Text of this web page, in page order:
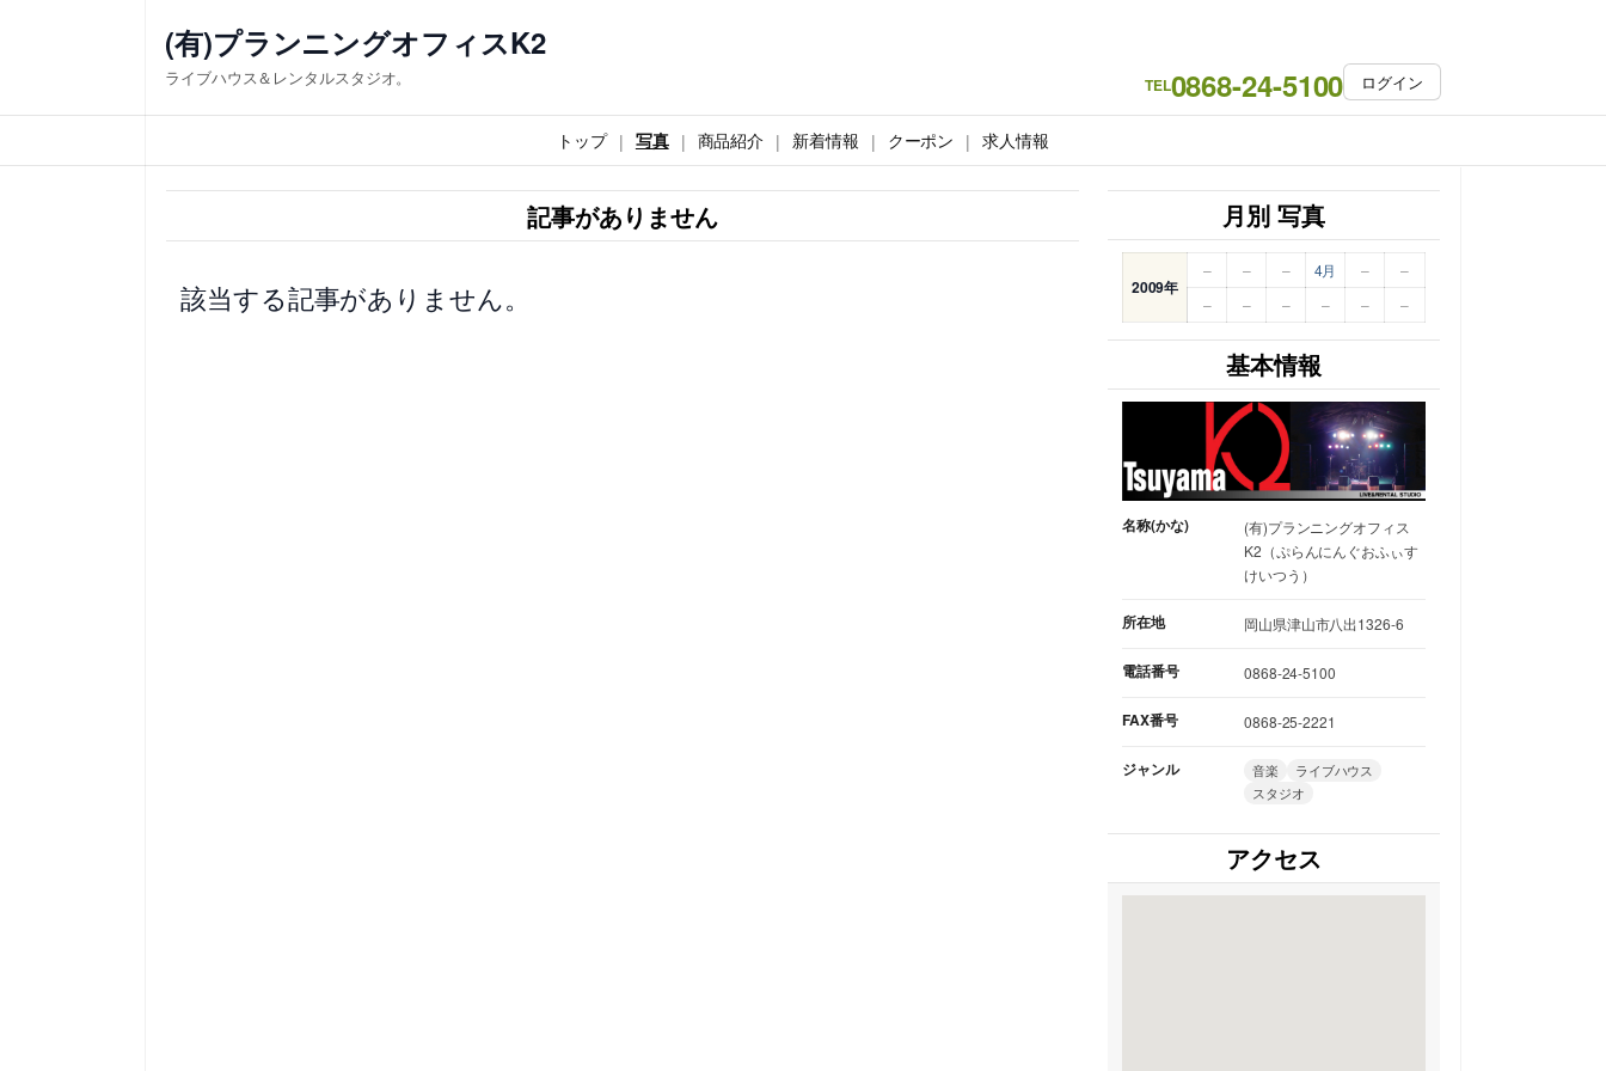
ス
キ
(有)プランニングオフィスK2
ライブハウス＆レンタルスタジオ。 TEL0868-24-5100 ログイン
トップ 写真 商品紹介 新着情報 クーポン 求人情報
記事がありません
該当する記事がありません。
月別 写真
2009年
– – – 4月 –
–
–
– – – – –
基本情報
名称(かな)
(有)プランニングオフィス
K2（ぷらんにんぐおふぃす
けいつう）
所在地 岡山県津山市八出1326-6
電話番号 0868-24-5100
FAX番号 0868-25-2221
ジャンル 音楽
ライブハウス
スタジオ
アクセス